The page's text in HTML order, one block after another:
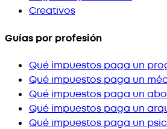
Creativos
Guías por profesión
Qué impuestos paga un
Qué impuestos paga un
Qué impuestos paga un
Qué impuestos paga un
Qué impuestos paga un